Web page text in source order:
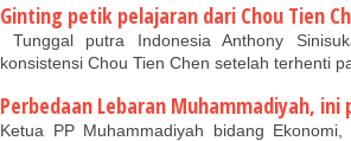
Ginting petik pelajaran dari Chou Tien
Tunggal putra Indonesia Anthony
konsistensi Chou Tien Chen setelah terhenti
Perbedaan Lebaran Muhammadiyah, ini
Ketua PP Muhammadiyah bidang